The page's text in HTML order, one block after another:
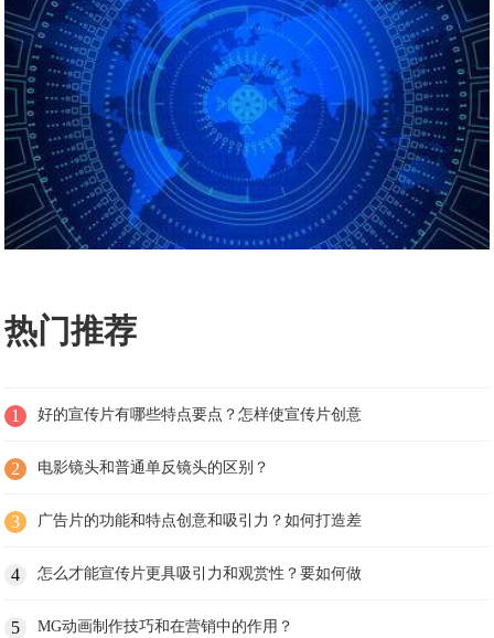
热门推荐
1 好的宣传片有哪些特点要点？怎样使宣传片创意
2 电影镜头和普通单反镜头的区别？
3 广告片的功能和特点创意和吸引力？如何打造差
4 怎么才能宣传片更具吸引力和观赏性？要如何做
5 MG动画制作技巧和在营销中的作用？